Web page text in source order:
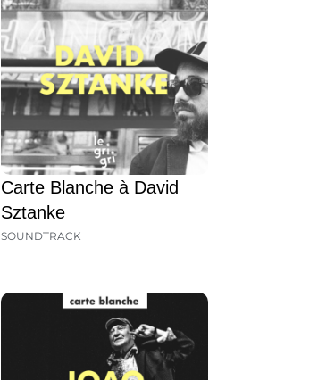
Carte Blanche à David
Sztanke
SOUNDTRACK